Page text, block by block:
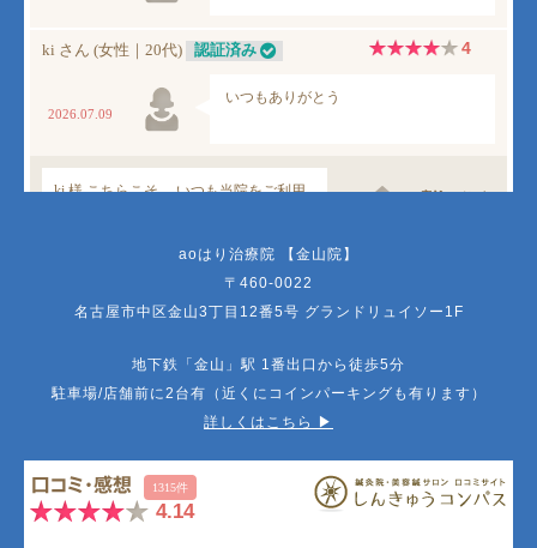
aoはり治療院 【金山院】
〒460-0022
名古屋市中区金山3丁目12番5号 グランドリュイソー1F
地下鉄「金山」駅 1番出口から徒歩5分
駐車場/店舗前に2台有（近くにコインパーキングも有ります）
詳しくはこちら ▶︎